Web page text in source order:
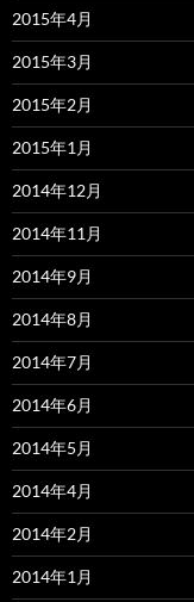
2015年4月
2015年3月
2015年2月
2015年1月
2014年12月
2014年11月
2014年9月
2014年8月
2014年7月
2014年6月
2014年5月
2014年4月
2014年2月
2014年1月